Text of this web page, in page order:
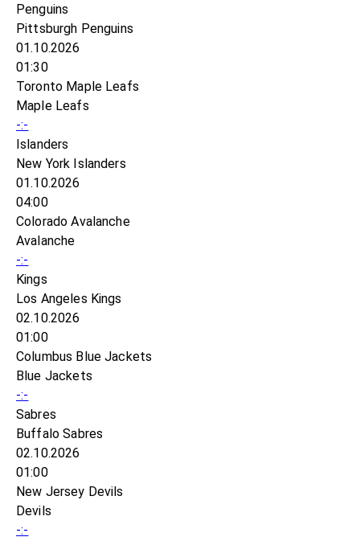
Penguins
Pittsburgh Penguins
01.10.2026
01:30
Toronto Maple Leafs
Maple Leafs
-:-
Islanders
New York Islanders
01.10.2026
04:00
Colorado Avalanche
Avalanche
-:-
Kings
Los Angeles Kings
02.10.2026
01:00
Columbus Blue Jackets
Blue Jackets
-:-
Sabres
Buffalo Sabres
02.10.2026
01:00
New Jersey Devils
Devils
-:-